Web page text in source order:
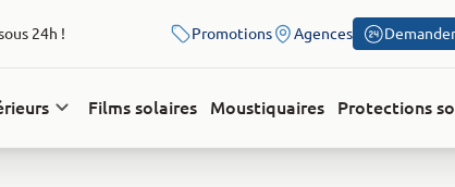
24h ! Promotions Agences
Films solaires Moustiquaires Protections